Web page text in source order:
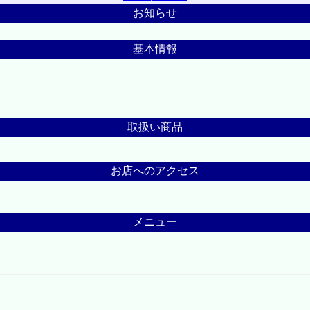
お知らせ
基本情報
取扱い商品
お店へのアクセス
メニュー